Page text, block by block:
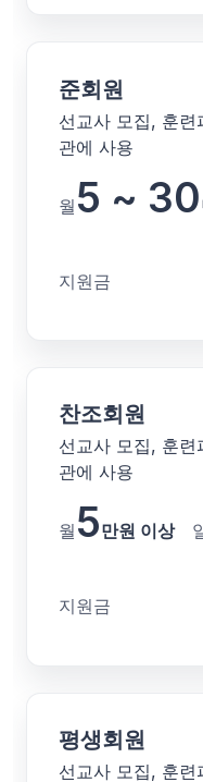
준회원
선교사 모집, 훈
관에 사용
월 5 ~ 30
지원금
찬조회원
선교사 모집, 훈
관에 사용
월 5만원 이상
지원금
평생회원
선교사 모집, 훈